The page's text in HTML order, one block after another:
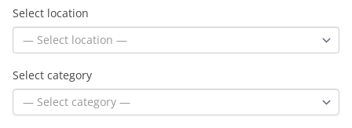
Select location
Select category